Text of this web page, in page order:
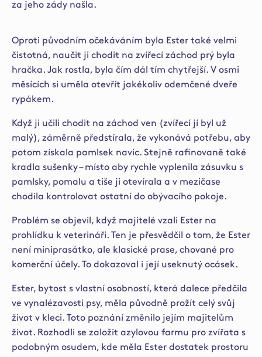
za jeho zády našla.
Oproti původním očekáváním byla Ester také velmi
čistotná, naučit ji chodit na zvířecí záchod prý byla
hračka. Jak rostla, byla čím dál tím chytřejší. V osmi
měsících si uměla otevřít jakékoliv odemčené dveře
rypákem.
Když ji učili chodit na záchod ven (zvířecí jí byl už
malý), záměrně předstírala, že vykonává potřebu, aby
potom získala pamlsek navíc. Stejně rafinovaně také
kradla sušenky – místo aby rychle vyplenila zásuvku s
pamlsky, pomalu a tiše ji otevírala a v mezičase
chodila kontrolovat ostatní do obývacího pokoje.
Problém se objevil, když majitelé vzali Ester na
prohlídku k veterináři. Ten je přesvědčil o tom, že Ester
není miniprasátko, ale klasické prase, chované pro
komerční účely. To dokazoval i její useknutý ocásek.
Ester, bytost s vlastní osobností, která dalece předčila
ve vynalézavosti psy, měla původně prožít celý svůj
život v kleci. Toto poznání změnilo jejím majitelům
život. Rozhodli se založit azylovou farmu pro zvířata s
podobným osudem, kde měla Ester dostatek prostoru